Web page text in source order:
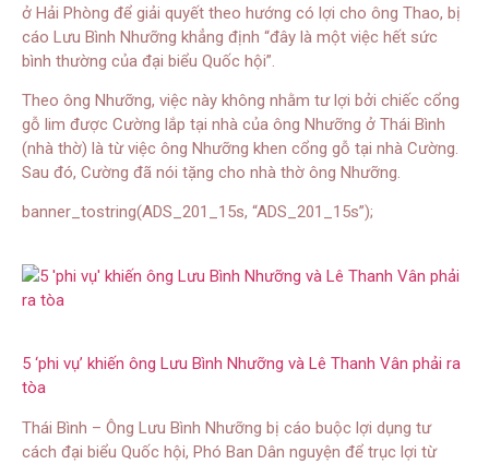
ở Hải Phòng để giải quyết theo hướng có lợi cho ông Thao, bị
cáo Lưu Bình Nhưỡng khẳng định “đây là một việc hết sức
bình thường của đại biểu Quốc hội”.
Theo ông Nhưỡng, việc này không nhằm tư lợi bởi chiếc cổng
gỗ lim được Cường lắp tại nhà của ông Nhưỡng ở Thái Bình
(nhà thờ) là từ việc ông Nhưỡng khen cổng gỗ tại nhà Cường.
Sau đó, Cường đã nói tặng cho nhà thờ ông Nhưỡng.
banner_tostring(ADS_201_15s, “ADS_201_15s”);
5 ‘phi vụ’ khiến ông Lưu Bình Nhưỡng và Lê Thanh Vân phải ra
tòa
Thái Bình – Ông Lưu Bình Nhưỡng bị cáo buộc lợi dụng tư
cách đại biểu Quốc hội, Phó Ban Dân nguyện để trục lợi từ